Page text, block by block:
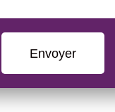
Envoyer